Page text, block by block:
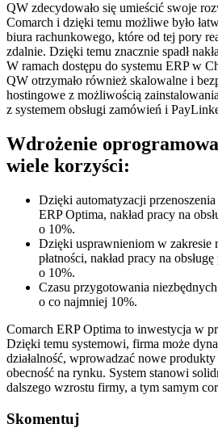
QW zdecydowało się umieścić swoje
Comarch i dzięki temu możliwe było
biura rachunkowego, które od tej pory
zdalnie. Dzięki temu znacznie spadł
W ramach dostępu do systemu ERP w
QW otrzymało również skalowalne i
hostingowe z możliwością
z systemem obsługi zamówień i
Wdrożenie
wiele korzyści:
Dzięki automatyzacji
ERP Optima, nakład pracy na
o 10%.
Dzięki usprawnieniom w zakresie
płatności, nakład pracy na
o 10%.
Czasu przygotowania
o co najmniej 10%.
Comarch ERP Optima to inwestycja w
Dzięki temu systemowi, firma może
działalność, wprowadzać nowe
obecność na rynku. System stanowi
dalszego wzrostu firmy, a tym samym
Skomentuj